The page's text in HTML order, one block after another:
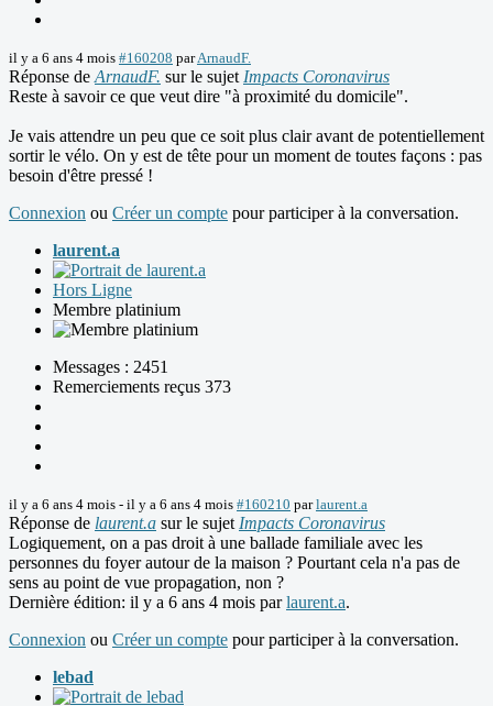
il y a 6 ans 4 mois #160208 parArnaudF.
Réponse de ArnaudF. sur le sujet Impacts Coronavirus
Reste à savoir ce que veut dire "à proximité du domicile".
Je vais attendre un peu que ce soit plus clair avant de potentiellement
sortir le vélo. On y est de tête pour un moment de toutes façons : pas
besoin d'être pressé !
Connexion ou Créer un compte pour participer à la conversation.
laurent.a
Hors Ligne
Membre platinium
Messages : 2451
Remerciements reçus 373
il y a 6 ans 4 mois - il y a 6 ans 4 mois #160210 parlaurent.a
Réponse de laurent.a sur le sujet Impacts Coronavirus
Logiquement, on a pas droit à une ballade familiale avec les
personnes du foyer autour de la maison ? Pourtant cela n'a pas de
sens au point de vue propagation, non ?
Dernière édition: il y a 6 ans 4 mois parlaurent.a.
Connexion ou Créer un compte pour participer à la conversation.
lebad